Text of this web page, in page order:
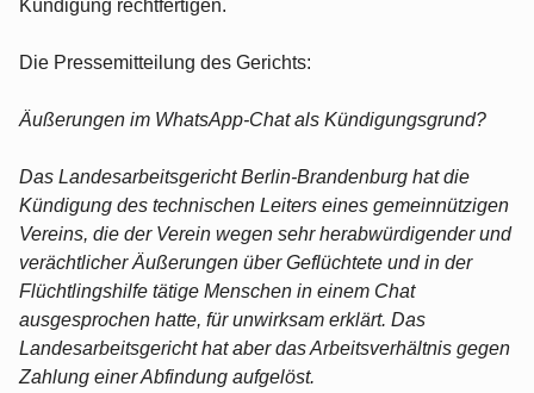
Kündigung rechtfertigen.
Die Pressemitteilung des Gerichts:
Äußerungen im WhatsApp-Chat als Kündigungsgrund?
Das Landesarbeitsgericht Berlin-Brandenburg hat die
Kündigung des technischen Leiters eines gemeinnützigen
Vereins, die der Verein wegen sehr herabwürdigender und
verächtlicher Äußerungen über Geflüchtete und in der
Flüchtlingshilfe tätige Menschen in einem Chat
ausgesprochen hatte, für unwirksam erklärt. Das
Landesarbeitsgericht hat aber das Arbeitsverhältnis gegen
Zahlung einer Abfindung aufgelöst.